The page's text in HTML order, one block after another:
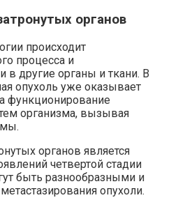
органов
происходит
процесса и
в другие органы и ткани. В
опухоль уже оказывает
функционирование
организма, вызывая
органов является
четвертой стадии
быть разнообразными и
опухоли.